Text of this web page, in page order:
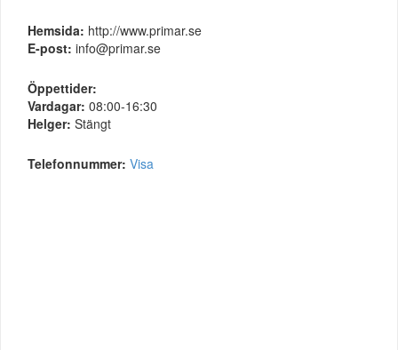
Hemsida: http://www.primar.se
E-post: info@primar.se
Öppettider:
Vardagar: 08:00-16:30
Helger: Stängt
Telefonnummer: Visa